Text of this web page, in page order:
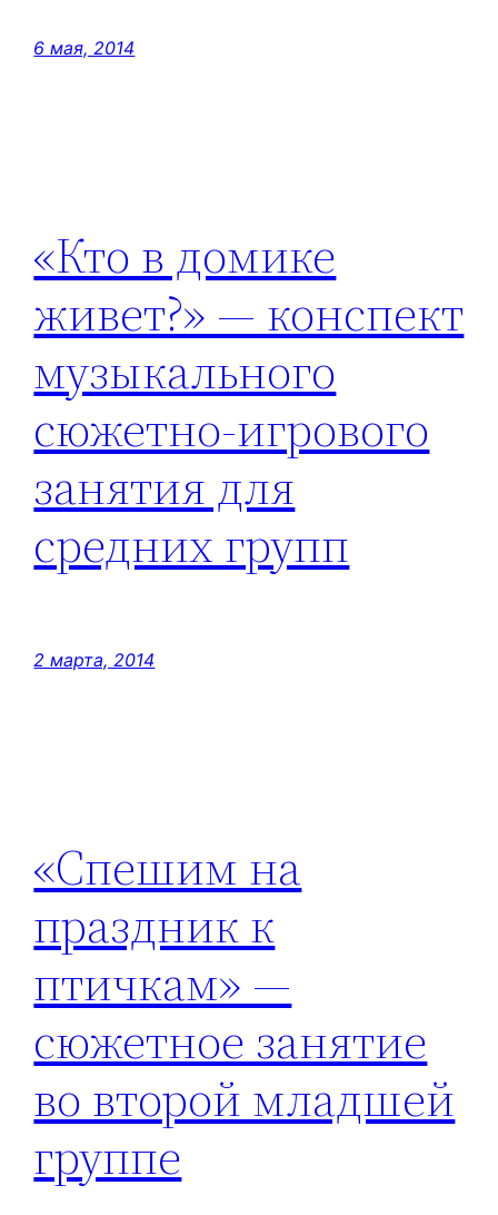
6 мая, 2014
«Кто в домике
живет?» — конспект
музыкального
сюжетно-игрового
занятия для
средних групп
2 марта, 2014
«Спешим на
праздник к
птичкам» —
сюжетное занятие
во второй младшей
группе